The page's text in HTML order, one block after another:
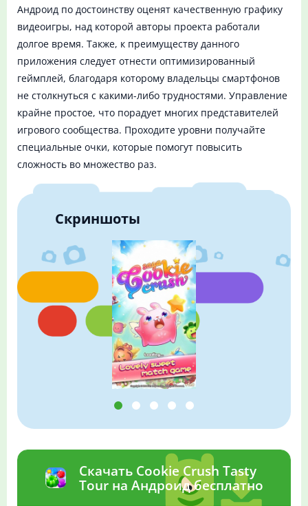
Андроид по достоинству оценят качественную графику
видеоигры, над которой авторы проекта работали
долгое время. Также, к преимуществу данного
приложения следует отнести оптимизированный
геймплей, благодаря которому владельцы смартфонов
не столкнуться с какими-либо трудностями. Управление
крайне простое, что порадует многих представителей
игрового сообщества. Проходите уровни получайте
специальные очки, которые помогут повысить
сложность во множество раз.
Скриншоты
Скачать Cookie Crush Tasty
Tour на Андроид бесплатно